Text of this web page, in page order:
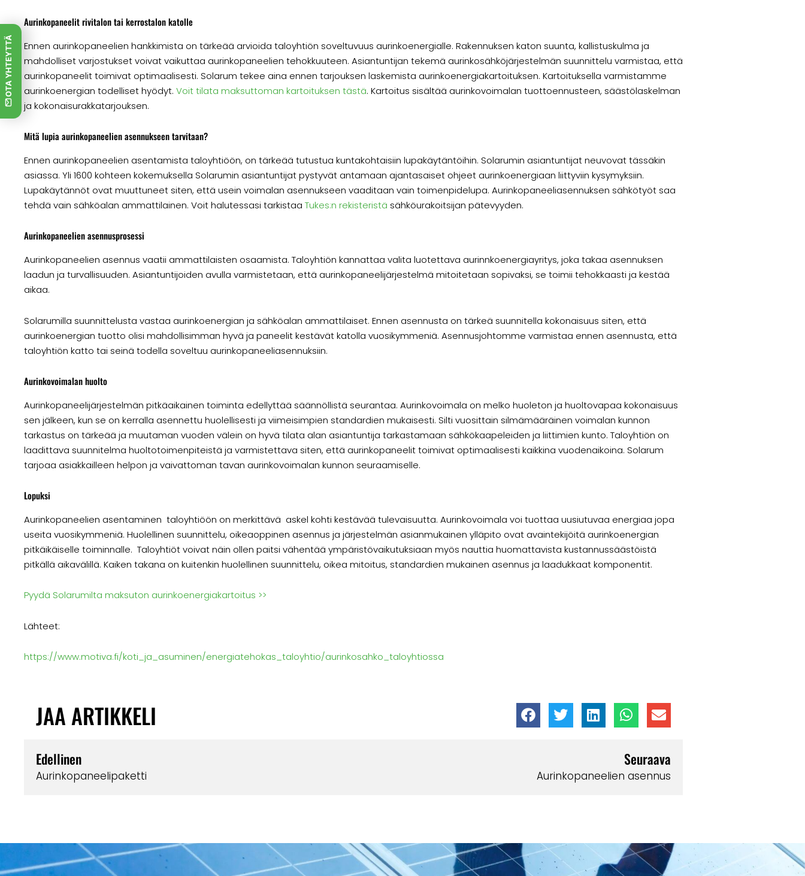
Aurinkopaneelit rivitalon tai kerrostalon katolle
Ennen aurinkopaneelien hankkimista on tärkeää arvioida taloyhtiön soveltuvuus aurinkoenergialle. Rakennuksen katon suunta, kallistuskulma ja
mahdolliset varjostukset voivat vaikuttaa aurinkopaneelien tehokkuuteen. Asiantuntijan tekemä aurinkosähköjärjestelmän suunnittelu varmistaa, että
aurinkopaneelit toimivat optimaalisesti. Solarum tekee aina ennen tarjouksen laskemista aurinkoenergiakartoituksen. Kartoituksella varmistamme
aurinkoenergian todelliset hyödyt. Voit tilata maksuttoman kartoituksen tästä. Kartoitus sisältää aurinkovoimalan tuottoennusteen, säästölaskelman
ja kokonaisurakkatarjouksen.
Mitä lupia aurinkopaneelien asennukseen tarvitaan?
Ennen aurinkopaneelien asentamista taloyhtiöön, on tärkeää tutustua kuntakohtaisiin lupakäytäntöihin. Solarumin asiantuntijat neuvovat tässäkin
asiassa. Yli 1600 kohteen kokemuksella Solarumin asiantuntijat pystyvät antamaan ajantasaiset ohjeet aurinkoenergiaan liittyviin kysymyksiin.
Lupakäytännöt ovat muuttuneet siten, että usein voimalan asennukseen vaaditaan vain toimenpidelupa. Aurinkopaneeliasennuksen sähkötyöt saa
tehdä vain sähköalan ammattilainen. Voit halutessasi tarkistaa Tukes:n rekisteristä sähköurakoitsijan pätevyyden.
Aurinkopaneelien asennusprosessi
Aurinkopaneelien asennus vaatii ammattilaisten osaamista. Taloyhtiön kannattaa valita luotettava aurinnkoenergiayritys, joka takaa asennuksen
laadun ja turvallisuuden. Asiantuntijoiden avulla varmistetaan, että aurinkopaneelijärjestelmä mitoitetaan sopivaksi, se toimii tehokkaasti ja kestää
aikaa.
Solarumilla suunnittelusta vastaa aurinkoenergian ja sähköalan ammattilaiset. Ennen asennusta on tärkeä suunnitella kokonaisuus siten, että
aurinkoenergian tuotto olisi mahdollisimman hyvä ja paneelit kestävät katolla vuosikymmeniä. Asennusjohtomme varmistaa ennen asennusta, että
taloyhtiön katto tai seinä todella soveltuu aurinkopaneeliasennuksiin.
Aurinkovoimalan huolto
Aurinkopaneelijärjestelmän pitkäaikainen toiminta edellyttää säännöllistä seurantaa. Aurinkovoimala on melko huoleton ja huoltovapaa kokonaisuus
sen jälkeen, kun se on kerralla asennettu huolellisesti ja viimeisimpien standardien mukaisesti. Silti vuosittain silmämääräinen voimalan kunnon
tarkastus on tärkeää ja muutaman vuoden välein on hyvä tilata alan asiantuntija tarkastamaan sähkökaapeleiden ja liittimien kunto. Taloyhtiön on
laadittava suunnitelma huoltotoimenpiteistä ja varmistettava siten, että aurinkopaneelit toimivat optimaalisesti kaikkina vuodenaikoina. Solarum
tarjoaa asiakkailleen helpon ja vaivattoman tavan aurinkovoimalan kunnon seuraamiselle.
Lopuksi
Aurinkopaneelien asentaminen taloyhtiöön on merkittävä askel kohti kestävää tulevaisuutta. Aurinkovoimala voi tuottaa uusiutuvaa energiaa jopa
useita vuosikymmeniä. Huolellinen suunnittelu, oikeaoppinen asennus ja järjestelmän asianmukainen ylläpito ovat avaintekijöitä aurinkoenergian
pitkäikäiselle toiminnalle. Taloyhtiöt voivat näin ollen paitsi vähentää ympäristövaikutuksiaan myös nauttia huomattavista kustannussäästöistä
pitkällä aikavälillä. Kaiken takana on kuitenkin huolellinen suunnittelu, oikea mitoitus, standardien mukainen asennus ja laadukkaat komponentit.
Pyydä Solarumilta maksuton aurinkoenergiakartoitus >>
Lähteet:
https://www.motiva.fi/koti_ja_asuminen/energiatehokas_taloyhtio/aurinkosahko_taloyhtiossa
JAA ARTIKKELI
Edellinen
Aurinkopaneelipaketti
Seuraava
Aurinkopaneelien asennus
OTA YHTEYTTÄ